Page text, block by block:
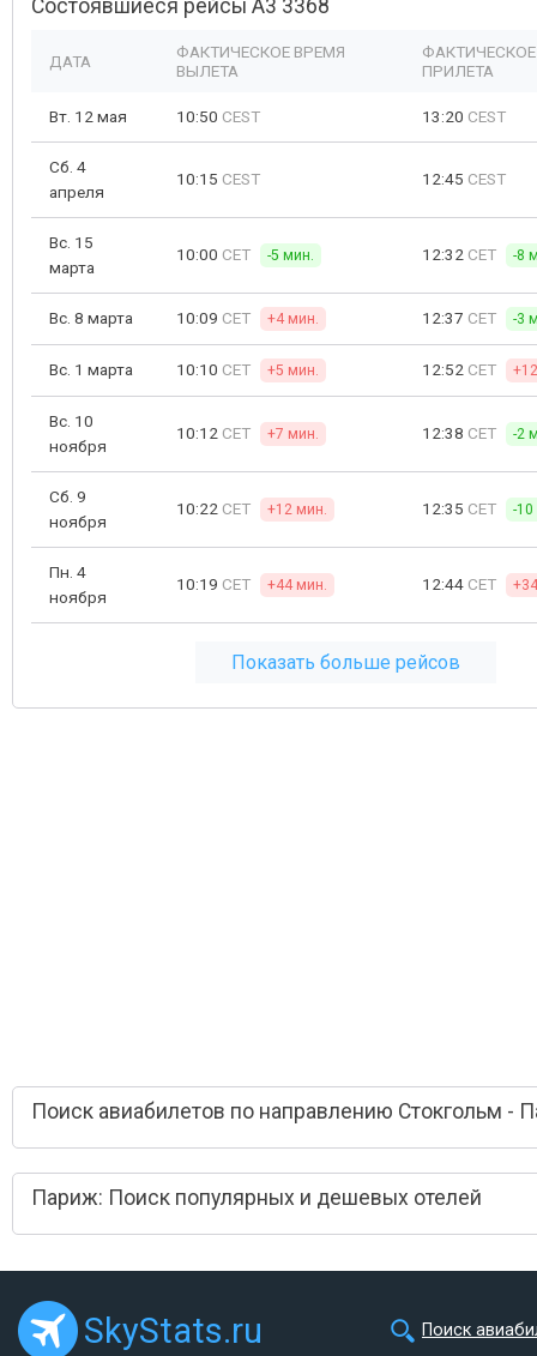
Состоявшиеся рейсы A3 3368
ДАТА
ФАКТИЧЕСКОЕ ВРЕМЯ
ВЫЛЕТА
ПРИЛЕТА
Вт. 12 мая 10:50 CEST 13:20 CEST
Сб. 4
апреля
10:15 CEST 12:45 CEST
Вс. 15
марта
10:00 CET -5 мин. 12:32 CET -8
Вс. 8 марта 10:09 CET +4 мин. 12:37 CET -3
Вс. 1 марта 10:10 CET +5 мин. 12:52 CET
Вс. 10
ноября
10:12 CET +7 мин. 12:38 CET -2
Сб. 9
ноября
10:22 CET +12 мин. 12:35 CET -
Пн. 4
ноября
10:19 CET +44 мин. 12:44 CET
Показать больше рейсов
Поиск авиабилетов по направлению Стокгольм -
Париж: Поиск популярных и дешевых отелей
SkyStats.ru Поиск